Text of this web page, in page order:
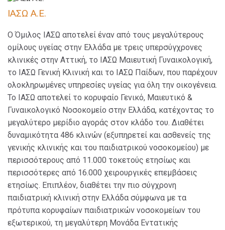
ΙΑΣΩ Α.Ε.
Ο Όμιλος ΙΑΣΩ αποτελεί έναν από τους μεγαλύτερους
ομίλους υγείας στην Ελλάδα με τρεις υπερσύγχρονες
κλινικές στην Αττική, το ΙΑΣΩ Μαιευτική Γυναικολογική,
το ΙΑΣΩ Γενική Κλινική και το ΙΑΣΩ Παίδων, που παρέχουν
ολοκληρωμένες υπηρεσίες υγείας για όλη την οικογένεια.
Το ΙΑΣΩ αποτελεί το κορυφαίο Γενικό, Μαιευτικό &
Γυναικολογικό Νοσοκομείο στην Ελλάδα, κατέχοντας το
μεγαλύτερο μερίδιο αγοράς στον κλάδο του. Διαθέτει
δυναμικότητα 486 κλινών (εξυπηρετεί και ασθενείς της
γενικής κλινικής και του παιδιατρικού νοσοκομείου) με
περισσότερους από 11.000 τοκετούς ετησίως και
περισσότερες από 16.000 χειρουργικές επεμβάσεις
ετησίως. Επιπλέον, διαθέτει την πιο σύγχρονη
παιδιατρική κλινική στην Ελλάδα σύμφωνα με τα
πρότυπα κορυφαίων παιδιατρικών νοσοκομείων του
εξωτερικού, τη μεγαλύτερη Μονάδα Εντατικής